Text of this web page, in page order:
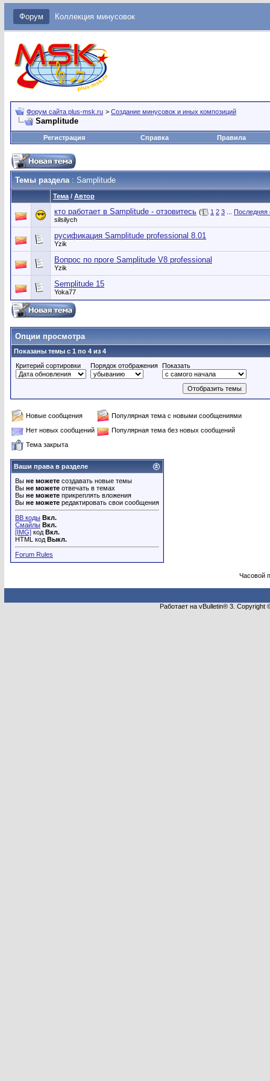
Форум Коллекция минусовок
Форум сайта plus-msk.ru > Создание минусовок и иных композиций
Samplitude
Регистрация Справка Правила
Темы раздела: Samplitude
Тема / Автор
кто работает в Samplitude - отзовитесь ( 1 2 3
Последняя
silsilych
русификация Samplitude professional 8.01
Yzik
Вопрос по проге Samplitude V8 professional
Yzik
Semplitude 15
Yoka77
Опции просмотра
Показаны темы с 1 по 4 из 4
Критерий сортировки
Порядок отображения Показать
Новые сообщения
Популярная тема с новыми сообщениями
Нет новых сообщений
Популярная тема без новых сообщений
Тема закрыта
Ваши права в разделе
Вы не можете создавать новые темы
Вы не можете отвечать в темах
Вы не можете прикреплять вложения
Вы не можете редактировать свои сообщения
BB коды Вкл.
Смайлы Вкл.
[IMG] код Вкл.
HTML код Выкл.
Forum Rules
Часовой
Работает на vBulletin® 3.